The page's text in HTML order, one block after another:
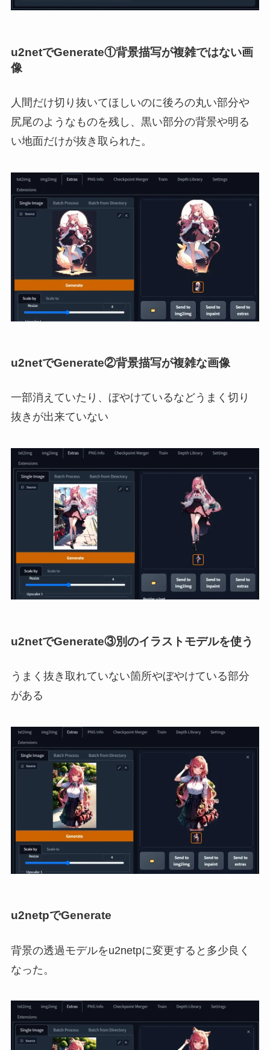
u2netでGenerate①背景描写が複雑ではない画
像
人間だけ切り抜いてほしいのに後ろの丸い部分や
尻尾のようなものを残し、黒い部分の背景や明る
い地面だけが抜き取られた。
u2netでGenerate②背景描写が複雑な画像
一部消えていたり、ぼやけているなどうまく切り
抜きが出来ていない
u2netでGenerate③別のイラストモデルを使う
うまく抜き取れていない箇所やぼやけている部分
がある
u2netpでGenerate
背景の透過モデルをu2netpに変更すると多少良く
なった。